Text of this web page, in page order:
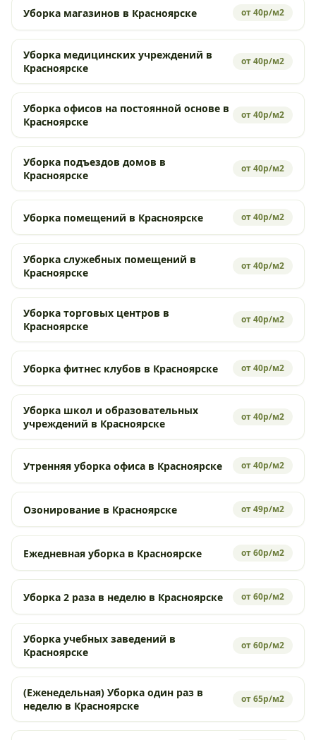
Уборка магазинов в Красноярске от 40р/м2
Уборка медицинских учреждений в
Красноярске
от 40р/м2
Уборка офисов на постоянной основе в
Красноярске
от 40р/м2
Уборка подъездов домов в
Красноярске
от 40р/м2
Уборка помещений в Красноярске от 40р/м2
Уборка служебных помещений в
Красноярске
от 40р/м2
Уборка торговых центров в
Красноярске
от 40р/м2
Уборка фитнес клубов в Красноярске от 40р/м2
Уборка школ и образовательных
учреждений в Красноярске
от 40р/м2
Утренняя уборка офиса в Красноярске от 40р/м2
Озонирование в Красноярске от 49р/м2
Ежедневная уборка в Красноярске от 60р/м2
Уборка 2 раза в неделю в Красноярске от 60р/м2
Уборка учебных заведений в
Красноярске
от 60р/м2
(Еженедельная) Уборка один раз в
неделю в Красноярске
от 65р/м2